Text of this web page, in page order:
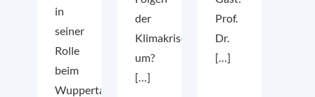
in
seiner
Rolle
beim
Wuppertal
der
Klimakrise
um?
[…]
Prof.
Dr.
[…]